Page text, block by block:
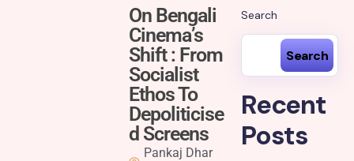
On Bengali
Cinema’s
Shift : From
Socialist
Ethos To
Depoliticise
d Screens
Pankaj Dhar
Search
Search
Recent
Posts